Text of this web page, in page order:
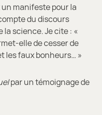
manifeste pour la
du discours
science. Je cite : «
elle de cesser de
les faux bonheurs… »
par un témoignage de